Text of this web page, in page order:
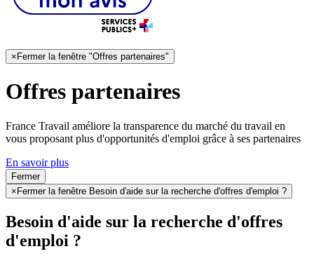
× Fermer la fenêtre "Offres partenaires"
Offres partenaires
France Travail améliore la transparence du marché du travail en
vous proposant plus d'opportunités d'emploi grâce à ses partenaires
En savoir plus
Fermer
×Fermer la fenêtre Besoin d'aide sur la recherche d'offres d'emploi ?
Besoin d'aide sur la recherche d'offres
d'emploi ?